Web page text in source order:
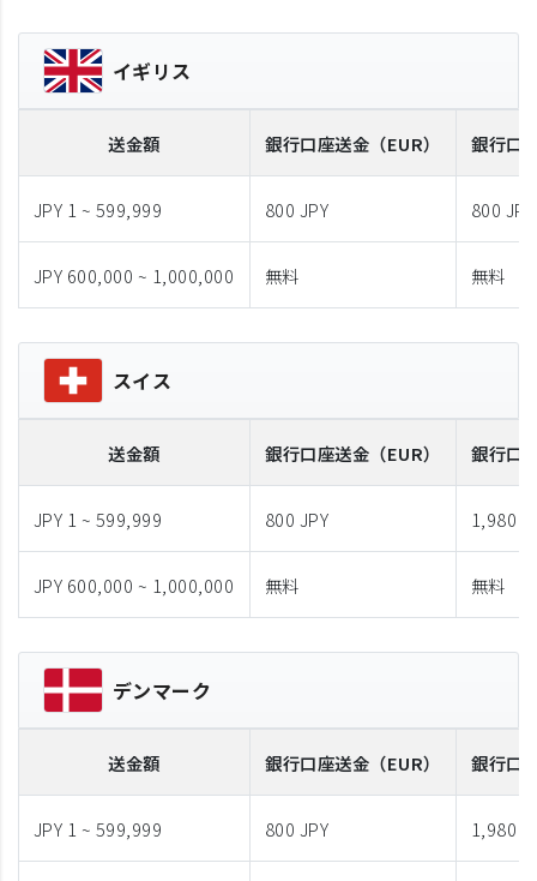
イギリス
送金額 銀行口座送金 （EUR） 銀行口
JPY 1 ~ 599,999 800 JPY 800 JPY
JPY 600,000 ~ 1,000,000 無料 無料
スイス
送金額 銀行口座送金 （EUR） 銀行口
JPY 1 ~ 599,999 800 JPY 1,980
JPY 600,000 ~ 1,000,000 無料 無料
デンマーク
送金額 銀行口座送金 （EUR） 銀行口
JPY 1 ~ 599,999 800 JPY 1,980